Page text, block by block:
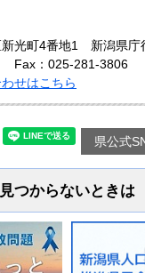
新光町4番地1 新潟県庁
Fax：025-281-3806
せはこちら
県公式
見つからないときは